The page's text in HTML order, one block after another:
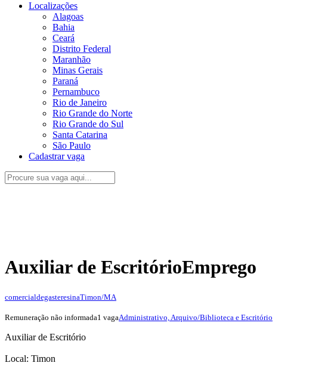
Localizações
Alagoas
Bahia
Ceará
Distrito Federal
Maranhão
Minas Gerais
Paraná
Pernambuco
Rio de Janeiro
Rio Grande do Norte
Rio Grande do Sul
Santa Catarina
São Paulo
Cadastrar vaga
Auxiliar de EscritórioEmprego
comercialdegasteresinaTimon/MA
Remuneração não informada1 vagaAdministrativo, Arquivo/Biblioteca e Escritório
Auxiliar de Escritório
Local: Timon